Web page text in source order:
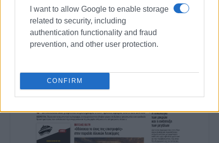
I want to allow Google to enable storage
related to security, including
authentication functionality and fraud
prevention, and other user protection.
CONFIRM